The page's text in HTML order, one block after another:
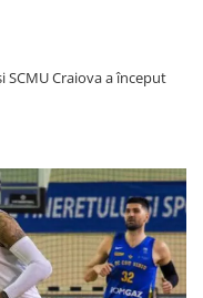
SCMU Craiova a început